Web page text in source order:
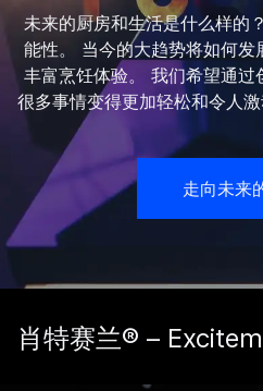
未来的厨房和生活是什么样的
能性。 当今的大趋势将如何
丰富烹饪体验。 我们希望通
很多事情变得更加轻松和令人
走向未来
肖特赛兰® –